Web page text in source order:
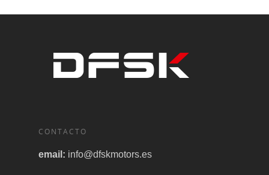
CONTACTO
email: info@dfskmotors.es